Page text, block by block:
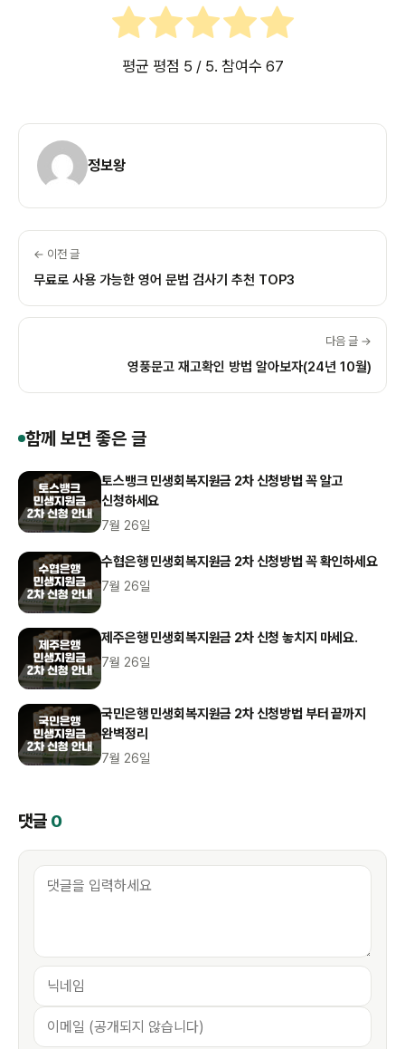
평균 평점 5 / 5. 참여수 67
정보왕
← 이전 글
무료로 사용 가능한 영어 문법 검사기 추천 TOP3
다음 글 →
영풍문고 재고확인 방법 알아보자(24년 10월)
함께 보면 좋은 글
토스뱅크 민생회복지원금 2차 신청방법 꼭 알고
신청하세요
7월 26일
수협은행 민생회복지원금 2차 신청방법 꼭 확인하세요
7월 26일
제주은행 민생회복지원금 2차 신청 놓치지 마세요.
7월 26일
국민은행 민생회복지원금 2차 신청방법 부터 끝까지
완벽정리
7월 26일
댓글 0